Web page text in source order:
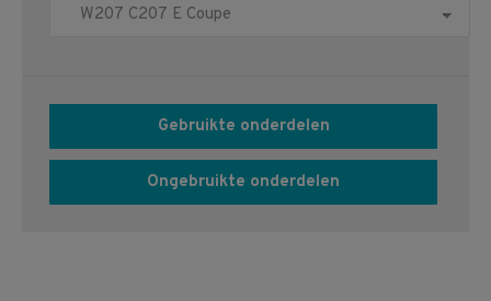
Gebruikte onderdelen
Ongebruikte onderdelen